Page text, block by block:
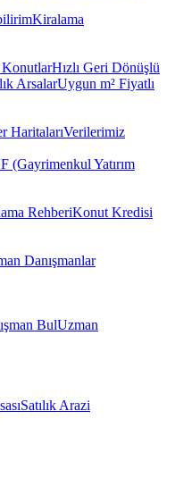
Kiralama
Hızlı Geri Dönüşlü
ArsalarUygun m² Fiyatlı
HaritalarıVerilerimiz
(Gayrimenkul Yatırım
RehberiKonut Kredisi
Danışmanlar
BulUzman
Satılık Arazi